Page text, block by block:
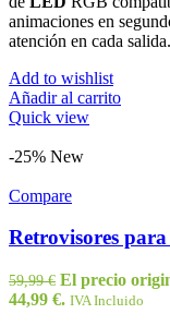
animaciones en
atención en cada salida.
Add to wishlist
Añadir al carrito
Quick view
-25% New
Compare
Retrovisores
59,99€ El precio
44,99 €. IVA Incluido